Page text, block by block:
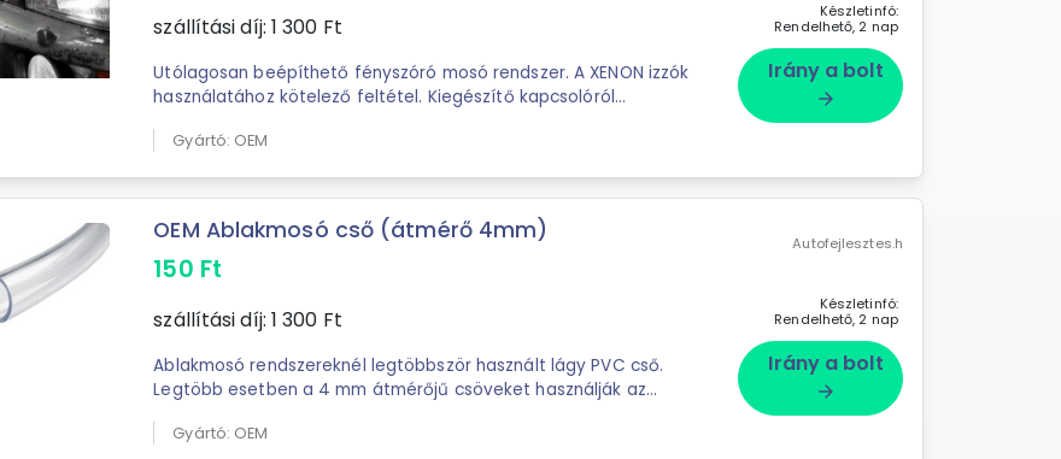
szállítási díj: 1 300 Ft
Utólagosan beépíthető fényszóró mosó rendszer. A XENON izzók
használatához kötelező feltétel. Kiegészítő kapcsolóról
Gyártó: OEM
Készletinfó:
Rendelhető, 2 nap
Irány a bolt
arrow_forward
OEM Ablakmosó cső (átmérő 4mm)
150 Ft
szállítási díj: 1 300 Ft
Ablakmosó rendszereknél legtöbbször használt lágy PVC cső.
Legtöbb esetben a 4 mm átmérőjű csöveket használják az
Gyártó: OEM
Autofejlesztes.h
Készletinfó:
Rendelhető, 2 nap
Irány a bolt
arrow_forward